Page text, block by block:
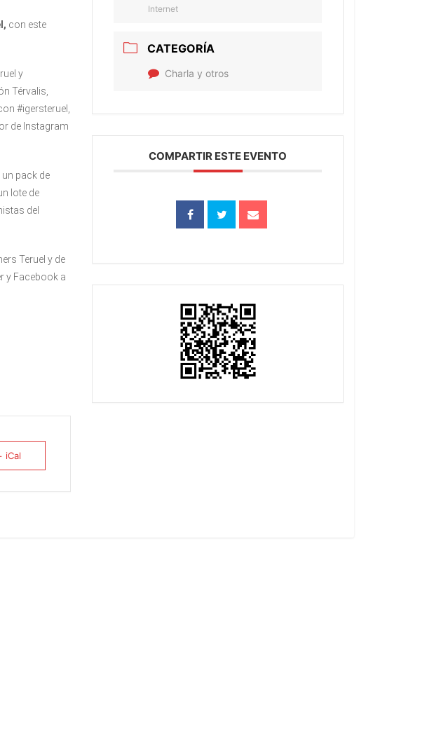
con este
y
Térvalis,
#igersteruel,
de Instagram
un pack de
lote de
del
Teruel y de
y Facebook a
iCal
Internet
CATEGORÍA
Charla y otros
COMPARTIR ESTE EVENTO